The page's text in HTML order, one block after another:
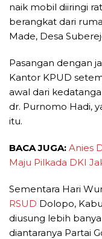
naik mobil diiringi
berangkat dari
Made, Desa
Pasangan dengan
Kantor KPUD
awal dari
dr. Purnomo Hadi,
itu.
BACA JUGA: Anies
Maju Pilkada DKI
Sementara Hari
RSUD Dolopo,
diusung lebih
diantaranya Partai